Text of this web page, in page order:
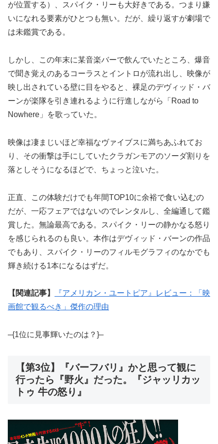
が位置する）、スパイク・リーも大好きである。つまり嫌
いになれる要素がひとつも無い。だが、繰り返すが劇場で
は未鑑賞である。
しかし、この年末に某音楽バーで飲んでいたところ、爆音
で聞き覚えのあるコーラスとイントロが流れ出し、映像が
映し出されている壁に目をやると、裸足のデヴィッド・バ
ーンが楽隊を引き連れるように行進しながら「Road to
Nowhere」を歌っていた。
映像は凄まじいほど幸福なヴァイブスに満ちあふれてお
り、その衝撃は手にしていたクラガンモアのソーダ割りを
落としそうになるほどで、ちょっと泣いた。
正直、この体験だけでも年間TOP10に余裕で食い込むの
だが、一応フェアではないのでレンタルし、全編通して鑑
賞した。無論最高である。スパイク・リーの静かなる怒り
を感じられるのも良い。本作はデヴィッド・バーンの作品
でもあり、スパイク・リーのフィルモグラフィのなかでも
輝き続ける1本になるはずだ。
【関連記事】
『アメリカン・ユートピア』レビュー：「映
画館で観るべき」傑作の理由
–{1位に見事輝いたのは？}–
【第3位】『バーフバリ』かと思って観に
行ったら『野火』だった。『ジャッリカッ
トゥ 牛の怒り』